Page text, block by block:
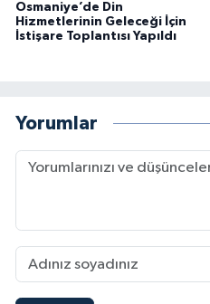
Osmaniye’de Din
Hizmetlerinin Geleceği İçin
İstişare Toplantısı Yapıldı
Yorumlar